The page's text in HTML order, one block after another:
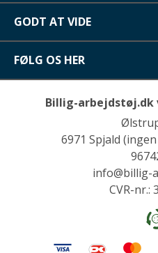
GODT AT VIDE
FØLG OS HER
Billig-arbejdstøj.dk
6971 Spjald
info@billig-
CVR-nr.: